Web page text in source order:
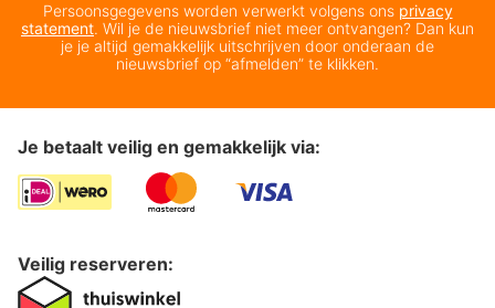
Persoonsgegevens worden verwerkt volgens ons privacy
statement. Wil je de nieuwsbrief niet meer ontvangen? Dan kun
je je altijd gemakkelijk uitschrijven door onderaan de
nieuwsbrief op “afmelden” te klikken.
Je betaalt veilig en gemakkelijk via:
Veilig reserveren: